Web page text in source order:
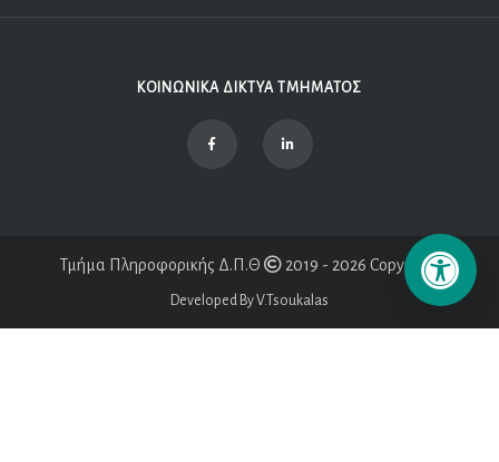
ΚΟΙΝΩΝΙΚΑ ΔΙΚΤΥΑ ΤΜΗΜΑΤΟΣ
Τμήμα Πληροφορικής Δ.Π.Θ 2019 - 2026 Copyright
Developed By V.Tsoukalas